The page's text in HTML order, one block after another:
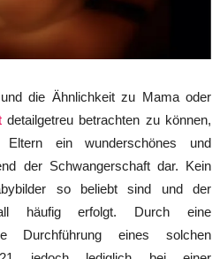
die Ähnlichkeit zu Mama oder
detailgetreu betrachten zu können,
ein wunderschönes und
der Schwangerschaft dar. Kein
so beliebt sind und der
häufig erfolgt. Durch eine
Durchführung eines solchen